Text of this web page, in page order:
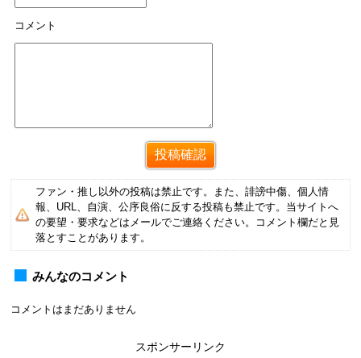
コメント
ファン・推し以外の投稿は禁止です。また、誹謗中傷、個人情
報、URL、自演、公序良俗に反する投稿も禁止です。当サイトへ
の要望・要求などはメールでご連絡ください。コメント欄だと見
落とすことがあります。
みんなのコメント
コメントはまだありません
スポンサーリンク